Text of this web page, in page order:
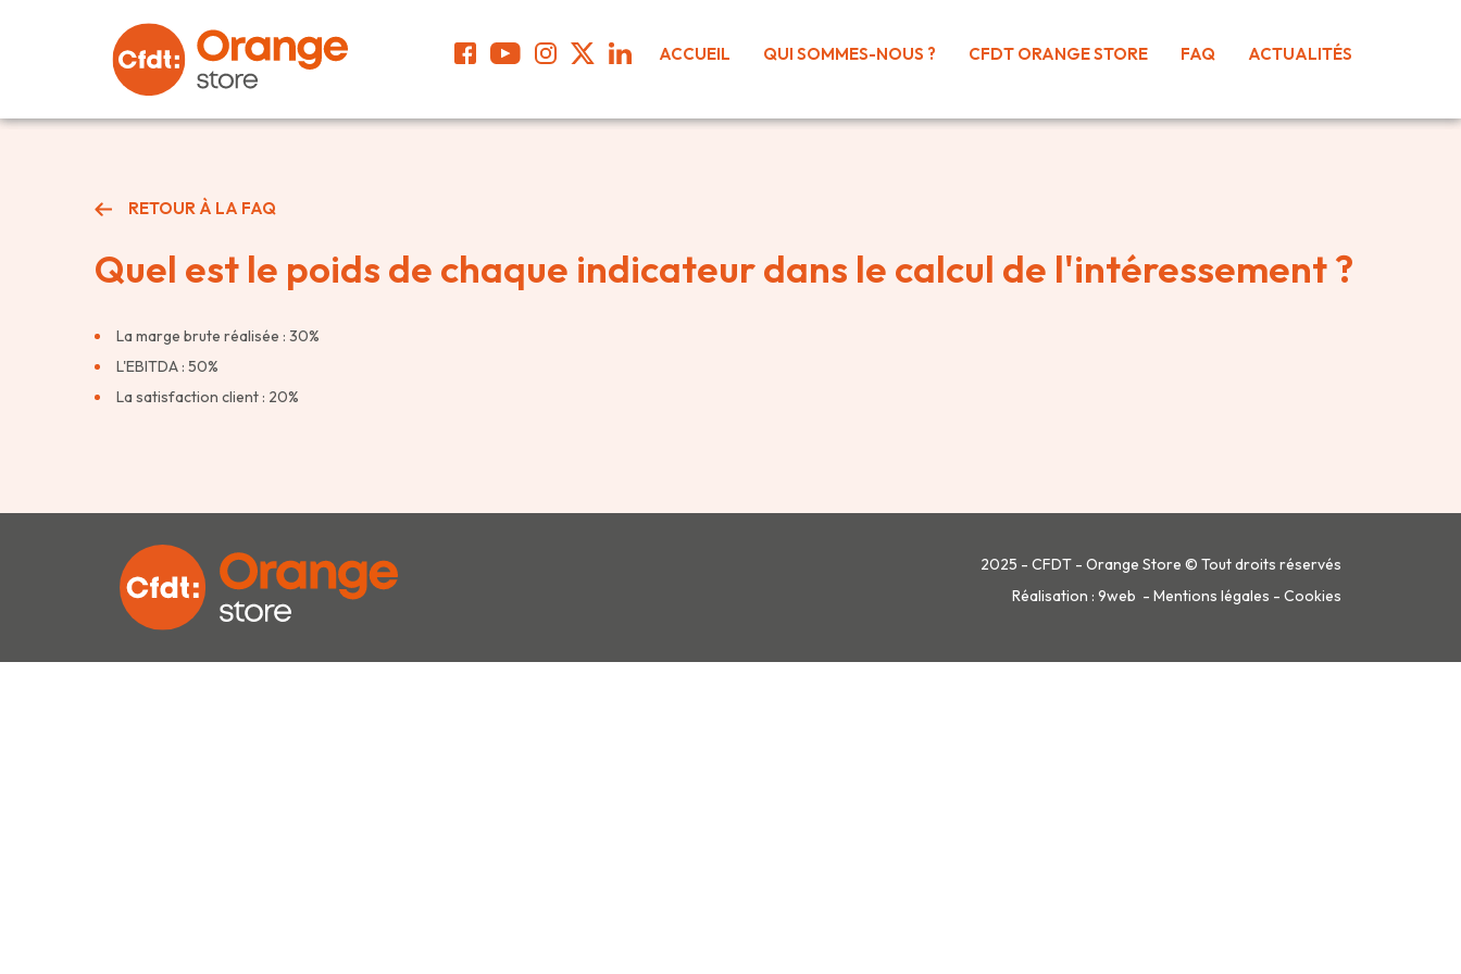
ACCUEIL QUI SOMMES-NOUS ? CFDT ORANGE STORE FAQ ACTUALITÉS
RETOUR À LA FAQ
Quel est le poids de chaque indicateur dans le calcul de l'intéressement ?
La marge brute réalisée : 30%
L'EBITDA : 50%
La satisfaction client : 20%
2025 - CFDT - Orange Store © Tout droits réservés
Réalisation : 9web - Mentions légales - Cookies